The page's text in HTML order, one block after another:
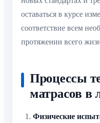
оставаться в курсе
соответствие всем
протяжении всего
Процессы
матрасов в
Физические